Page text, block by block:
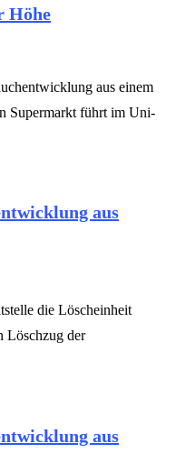
Höhe
aus einem
Supermarkt führt im Uni-
aus
die Löscheinheit
Löschzug der
aus